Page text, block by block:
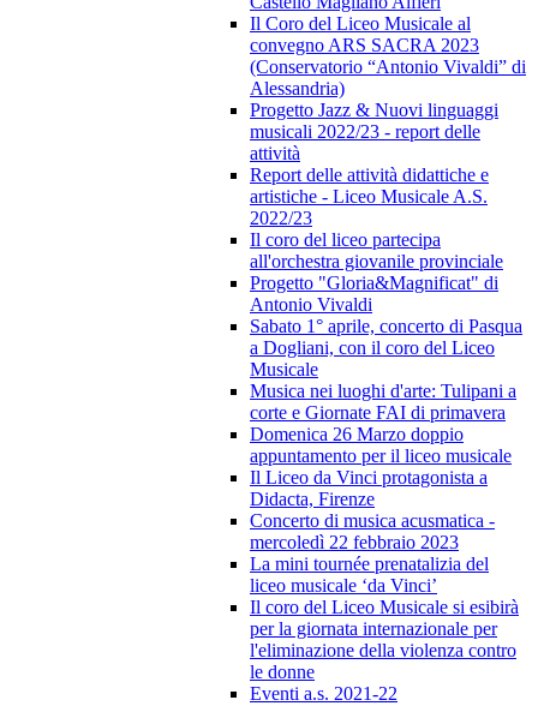
Il Coro del Liceo Musicale al
convegno ARS SACRA 2023
(Conservatorio “Antonio Vivaldi” di
Alessandria)
Progetto Jazz & Nuovi linguaggi
musicali 2022/23 - report delle
attività
Report delle attività didattiche e
artistiche - Liceo Musicale A.S.
2022/23
Il coro del liceo partecipa
all'orchestra giovanile provinciale
Progetto "Gloria&Magnificat" di
Antonio Vivaldi
Sabato 1° aprile, concerto di Pasqua
a Dogliani, con il coro del Liceo
Musicale
Musica nei luoghi d'arte: Tulipani a
corte e Giornate FAI di primavera
Domenica 26 Marzo doppio
appuntamento per il liceo musicale
Il Liceo da Vinci protagonista a
Didacta, Firenze
Concerto di musica acusmatica -
mercoledì 22 febbraio 2023
La mini tournée prenatalizia del
liceo musicale ‘da Vinci’
Il coro del Liceo Musicale si esibirà
per la giornata internazionale per
l'eliminazione della violenza contro
le donne
Eventi a.s. 2021-22